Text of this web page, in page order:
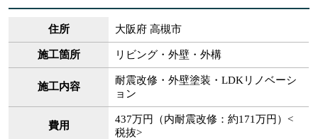
住所 大阪府 高槻市
施工箇所 リビング・外壁・外構
施工内容
耐震改修・外壁塗装・LDKリノベーシ
ョン
費用
437万円（内耐震改修：約171万円）<
税抜>